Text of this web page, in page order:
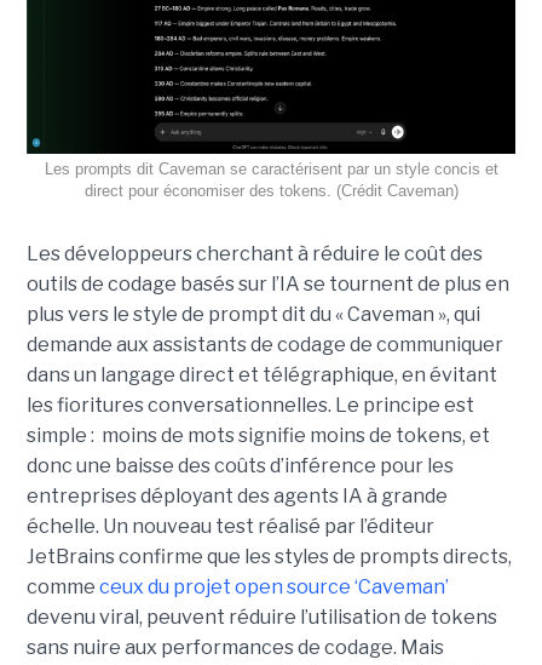
Les prompts dit Caveman se caractérisent par un style concis et
direct pour économiser des tokens. (Crédit Caveman)
Les développeurs cherchant à réduire le coût des
outils de codage basés sur l’IA se tournent de plus en
plus vers le style de prompt dit du « Caveman », qui
demande aux assistants de codage de communiquer
dans un langage direct et télégraphique, en évitant
les fioritures conversationnelles. Le principe est
simple : moins de mots signifie moins de tokens, et
donc une baisse des coûts d’inférence pour les
entreprises déployant des agents IA à grande
échelle. Un nouveau test réalisé par l’éditeur
JetBrains confirme que les styles de prompts directs,
comme ceux du projet open source ‘Caveman’
devenu viral, peuvent réduire l’utilisation de tokens
sans nuire aux performances de codage. Mais